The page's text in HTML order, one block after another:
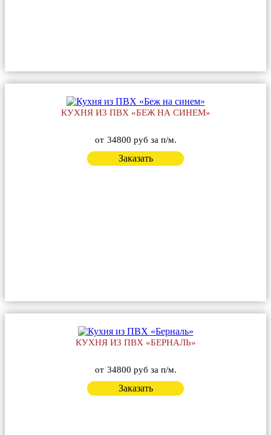
КУХНЯ ИЗ ПВХ «БЕЖ НА СИНЕМ»
от 34800 руб за п/м.
Заказать
КУХНЯ ИЗ ПВХ «БЕРНАЛЬ»
от 34800 руб за п/м.
Заказать